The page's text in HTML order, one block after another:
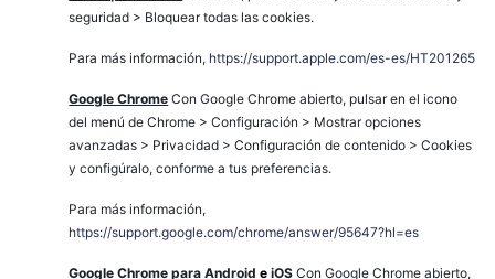
seguridad > Bloquear todas las cookies.
Para más información, https://support.apple.com/es-es/HT201265
Google Chrome Con Google Chrome abierto, pulsar en el icono
del menú de Chrome > Configuración > Mostrar opciones
avanzadas > Privacidad > Configuración de contenido > Cookies
y configúralo, conforme a tus preferencias.
Para más información,
https://support.google.com/chrome/answer/95647?hl=es
Google Chrome para Androide iOS Con Google Chrome abierto,